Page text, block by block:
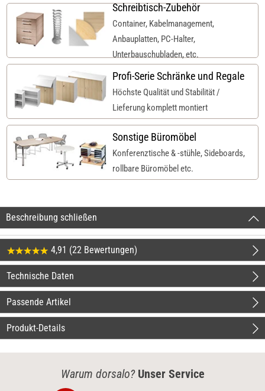
Schreibtisch-Zubehör
Container, Kabelmanagement,
Anbauplatten, PC-Halter,
Unterbauschubladen, etc.
Profi-Serie Schränke und Regale
Höchste Qualität und Stabilität /
Lieferung komplett montiert
Sonstige Büromöbel
Konferenztische & -stühle, Sideboards,
rollbare Büromöbel etc.
Beschreibung schließen
4,91 (22 Bewertungen)
Technische Daten
Passende Artikel
Produkt-Details
Warum dorsalo? Unser Service